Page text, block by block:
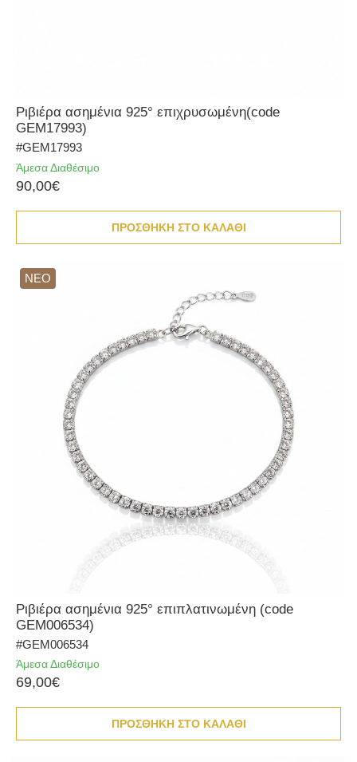
Ριβιέρα ασημένια 925° επιχρυσωμένη(code
GEM17993)
#GEM17993
Άμεσα Διαθέσιμο
90,00€
ΠΡΟΣΘΗΚΗ ΣΤΟ ΚΑΛΑΘΙ
ΝΕΟ
Ριβιέρα ασημένια 925° επιπλατινωμένη (code
GEM006534)
#GEM006534
Άμεσα Διαθέσιμο
69,00€
ΠΡΟΣΘΗΚΗ ΣΤΟ ΚΑΛΑΘΙ